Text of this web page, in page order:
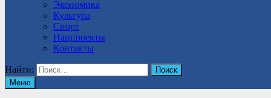
Экономика
Культура
Спорт
Нацпроекты
Контакты
Найти:
Меню